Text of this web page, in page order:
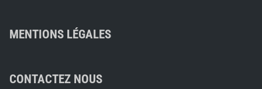
MENTIONS LÉGALES
CONTACTEZ NOUS